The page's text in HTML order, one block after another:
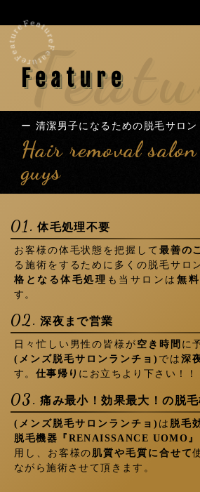
Feature
ー 清潔男子になるための脱毛サロン
Hair removal
guys
01. 体毛処理不要
お客様の体毛状態を把握して 最善の
る施術をするために多くの脱毛サロ
格となる体毛処理 も当サロンは 無
す。
02. 深夜まで営業
日々忙しい男性の皆様が 空き時間 に
(メンズ脱毛サロンランチョ) では 深
す。 仕事帰り にお立ちより下さい！！
03. 痛み最小！効果最大！の脱
(メンズ脱毛サロンランチョ) は 脱毛
脱毛機器 『RENAISSANCE UOMO』
用し、お客様の 肌質や毛質に合せて
ながら施術させて頂きます。